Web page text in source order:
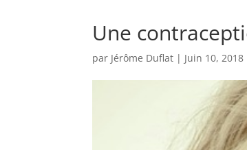
Une
par Jérôme Duflat | Juin 10, 2018